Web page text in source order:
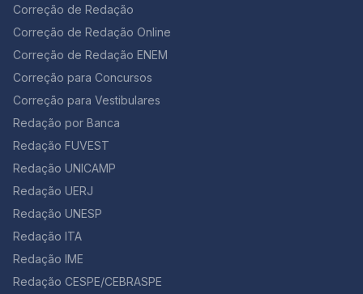
Entendo que as palavras essenciais, As que me
exprimem, estarão nessas folhas Que não sabem
quem sou, não nas que escrevo. Mais vale assim. As
poema lindo e cheio de repertório para uma redação
sobre a importância de desenvolver o hábito de ler,
não é? Jorge Luis Borges foi um conhecido poeta
argentino. Difícil escolher o melhor verso… este é fácil
de decorar: “As vozes desses mortos Dir-me-ão para
sempre.” 5. “Educação Indígena” – Márcia Wayna
biodiversidade, Nesse verde eu cresci E conheci sua
bondade, Partilhar água e sombra, Sem ver nisso tanta
maldade. Mas logo veio o “outro”, E mostrou-me com
sua maldade, A importância da escrita E vi nela uma
necessidade, Fui estudar na escola do branco Para
entender sua realidade. Compreendi que a cultura é
magnética, na qual descobriram a endometriose.
Endometriose no Enem, vestibulares e concursos A
endometriose pode ser cobrada em algumas provas,
como Enem, vestibulares e concursos. Você já viu
anteriormente o que é a doença, os sintomas e como
endometriose que já caíram em provas anteriores:
Questão 01 [UNCISAL 2° Dia 2013] A tensão pré-
menstrual (TPM) ainda é uma das principais queixas
femininas, já que ela está diretamente associada aos
ciclos hormonais e à ovulação. Alterações de humor,
cólicas, dores no corpo e inchaço estão entre os
menstrual. Atualmente, observa-se que alguns
métodos de supressão menstrual são utilizados – pílula
anticoncepcional de uso contínuo; injeção trimestral de
derivados da progesterona; implante subcutâneo que
libera doses mínimas diárias de um derivado da
Correção de Redação
Correção de Redação Online
Correção de Redação ENEM
Correção para Concursos
Correção para Vestibulares
Redação por Banca
Redação FUVEST
Redação UNICAMP
Redação UERJ
Redação UNESP
Redação ITA
Redação IME
Redação CESPE/CEBRASPE